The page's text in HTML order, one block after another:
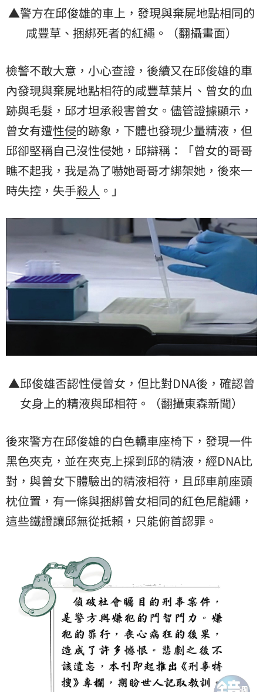
▲警方在邱俊雄的車上，發現與棄屍地點相同的
咸豐草、捆綁死者的紅繩。（翻攝畫面）
檢警不敢大意，小心查證，後續又在邱俊雄的車
內發現與棄屍地點相符的咸豐草葉片、曾女的血
跡與毛髮，邱才坦承殺害曾女。儘管證據顯示，
曾女有遭性侵的跡象，下體也發現少量精液，但
邱卻堅稱自己沒性侵她，邱辯稱：「曾女的哥哥
瞧不起我，我是為了嚇她哥哥才綁架她，後來一
時失控，失手殺人 。」
▲邱俊雄否認性侵曾女，但比對DNA後，確認曾
女身上的精液與邱相符。（翻攝東森新聞）
後來警方在邱俊雄的白色轎車座椅下，發現一件
黑色夾克，並在夾克上採到邱的精液，經DNA比
對，與曾女下體驗出的精液相符，且邱車前座頭
枕位置，有一條與捆綁曾女相同的紅色尼龍繩，
這些鐵證讓邱無從抵賴，只能俯首認罪。